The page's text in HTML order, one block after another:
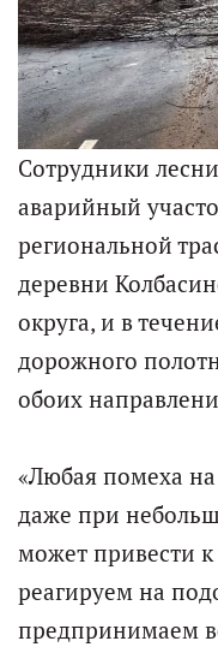
Сотрудники
аварийный
региональной
деревни
округа, и в
дорожного
обоих
«Любая помеха
даже при
может привести
реагируем на
предпринимаем